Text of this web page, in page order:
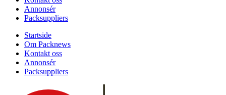
Annonsér
Packsuppliers
Startside
Om Packnews
Kontakt oss
Annonsér
Packsuppliers